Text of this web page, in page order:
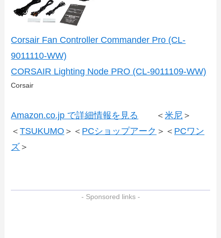
Corsair Fan Controller Commander Pro (CL-
9011110-WW)
CORSAIR Lighting Node PRO (CL-9011109-WW)
Corsair
Amazon.co.jp で詳細情報を見る ＜米尼 ＞
＜TSUKUMO ＞＜ PCショップアーク ＞＜ PCワン
ズ ＞
- Sponsored links -